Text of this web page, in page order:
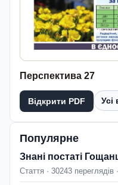
Перспектива 27
Відкрити PDF Усі
Популярне
Знані постаті
Стаття · 30243 переглядів